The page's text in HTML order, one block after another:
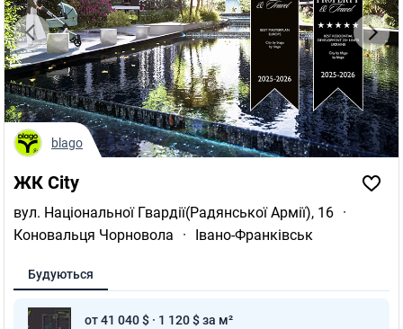
ЖК City
вул. Національної Гвардії(Радянської Армії), 16 ·
Коновальця Чорновола
· Івано-Франківськ
Будуються
от 41 040 $ · 1 120 $ за м²
blago